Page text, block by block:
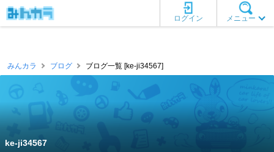
メニュー
ログイン
みんカラ ブログ ブログ一覧 [ke-ji34567]
ke-ji34567